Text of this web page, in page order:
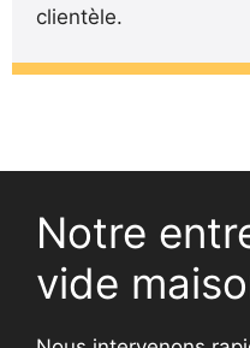
clientèle.
Notre
vide